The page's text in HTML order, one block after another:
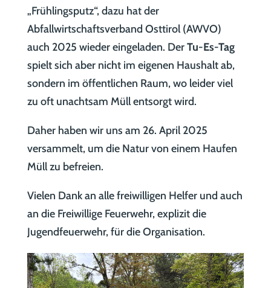
„Frühlingsputz“, dazu hat der
Abfallwirtschaftsverband Osttirol (AWVO)
auch 2025 wieder eingeladen. DerTu-Es-Tag
spielt sich aber nicht im eigenen Haushalt ab,
sondern im öffentlichen Raum, wo leider viel
zu oft unachtsam Müll entsorgt wird.
Daher haben wir uns am 26. April 2025
versammelt, um die Natur von einem Haufen
Müll zu befreien.
Vielen Dank an alle freiwilligen Helfer und auch
an die Freiwillige Feuerwehr, explizit die
Jugendfeuerwehr, für die Organisation.